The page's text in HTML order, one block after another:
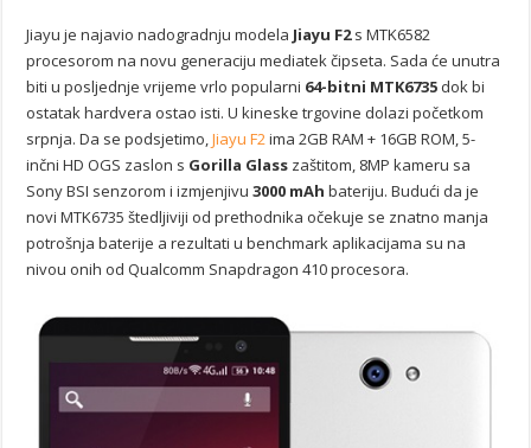
Jiayu je najavio nadogradnju modela Jiayu F2s MTK6582
procesorom na novu generaciju mediatek čipseta. Sada će unutra
biti u posljednje vrijeme vrlo popularni 64-bitni MTK6735 dok bi
ostatak hardvera ostao isti. U kineske trgovine dolazi početkom
srpnja. Da se podsjetimo,Jiayu F2ima 2GB RAM + 16GB ROM, 5-
inčni HD OGS zaslon s Gorilla Glass zaštitom, 8MP kameru sa
Sony BSI senzorom i izmjenjivu3000 mAh bateriju. Budući da je
novi MTK6735 štedljiviji od prethodnika očekuje se znatno manja
potrošnja baterije a rezultati u benchmark aplikacijama su na
nivou onih od Qualcomm Snapdragon 410 procesora.